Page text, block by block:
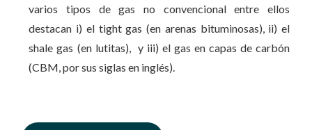
varios tipos de gas no convencional entre ellos
destacan i) el tight gas (en arenas bituminosas), ii) el
shale gas (en lutitas), y iii) el gas en capas de carbón
(CBM, por sus siglas en inglés).